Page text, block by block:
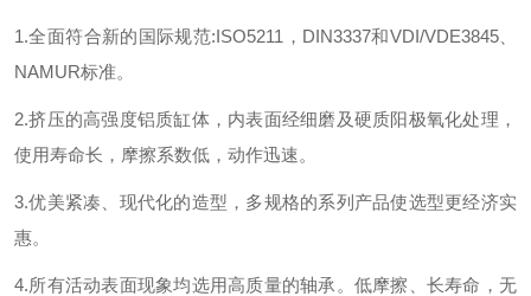
1.全面符合新的国际规范:ISO5211，DIN3337和VDI/VDE3845、
NAMUR标准。
2.挤压的高强度铝质缸体，内表面经细磨及硬质阳极氧化处理，
使用寿命长，摩擦系数低，动作迅速。
3.优美紧凑、现代化的造型，多规格的系列产品使选型更经济实
惠。
4.所有活动表面现象均选用高质量的轴承。低摩擦、长寿命，无